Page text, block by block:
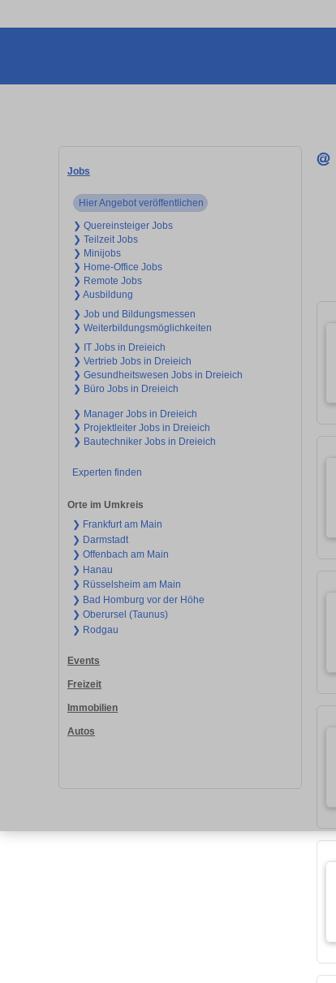
Jobs
Hier Angebot veröffentlichen
❯ Quereinsteiger Jobs
❯ Teilzeit Jobs
❯ Minijobs
❯ Home-Office Jobs
❯ Remote Jobs
❯ Ausbildung
❯ Job und Bildungsmessen
❯ Weiterbildungsmöglichkeiten
❯ IT Jobs in Dreieich
❯ Vertrieb Jobs in Dreieich
❯ Gesundheitswesen Jobs in Dreieich
❯ Büro Jobs in Dreieich
❯ Manager Jobs in Dreieich
❯ Projektleiter Jobs in Dreieich
❯ Bautechniker Jobs in Dreieich
Experten finden
Orte im Umkreis
❯ Frankfurt am Main
❯ Darmstadt
❯ Offenbach am Main
❯ Hanau
❯ Rüsselsheim am Main
❯ Bad Homburg vor der Höhe
❯ Oberursel (Taunus)
❯ Rodgau
Events
Freizeit
Immobilien
Autos